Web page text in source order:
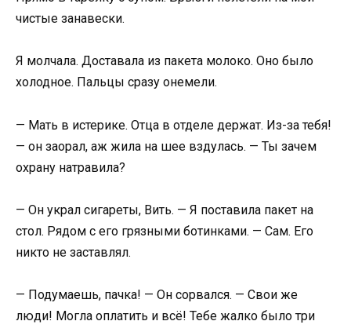
чистые занавески.
Я молчала. Доставала из пакета молоко. Оно было
холодное. Пальцы сразу онемели.
— Мать в истерике. Отца в отделе держат. Из-за тебя!
— он заорал, аж жила на шее вздулась. — Ты зачем
охрану натравила?
— Он украл сигареты, Вить. — Я поставила пакет на
стол. Рядом с его грязными ботинками. — Сам. Его
никто не заставлял.
— Подумаешь, пачка! — Он сорвался. — Свои же
люди! Могла оплатить и всё! Тебе жалко было три